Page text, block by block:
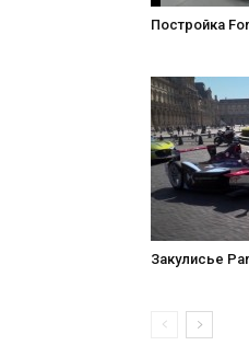
Постройка
Закулисье